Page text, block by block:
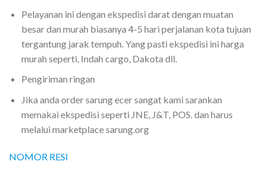
Pelayanan ini dengan ekspedisi darat dengan muatan
besar dan murah biasanya 4-5 hari perjalanan kota tujuan
tergantung jarak tempuh. Yang pasti ekspedisi ini harga
murah seperti, Indah cargo, Dakota dll.
Pengiriman ringan
Jika anda order sarung ecer sangat kami sarankan
memakai ekspedisi seperti JNE, J&T, POS. dan harus
melalui marketplace sarung.org
NOMOR RESI